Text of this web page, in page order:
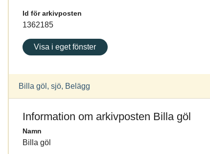
Id för arkivposten
1362185
Visa i eget fönster
Billa göl, sjö, Belägg
Information om arkivposten Billa göl
Namn
Billa göl